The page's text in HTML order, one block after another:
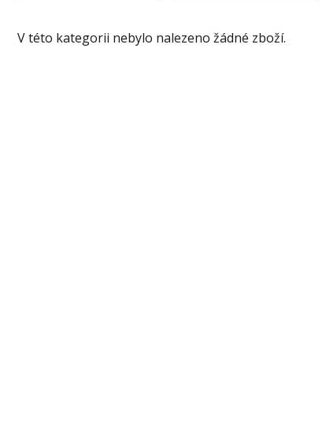
V této kategorii nebylo nalezeno žádné zboží.